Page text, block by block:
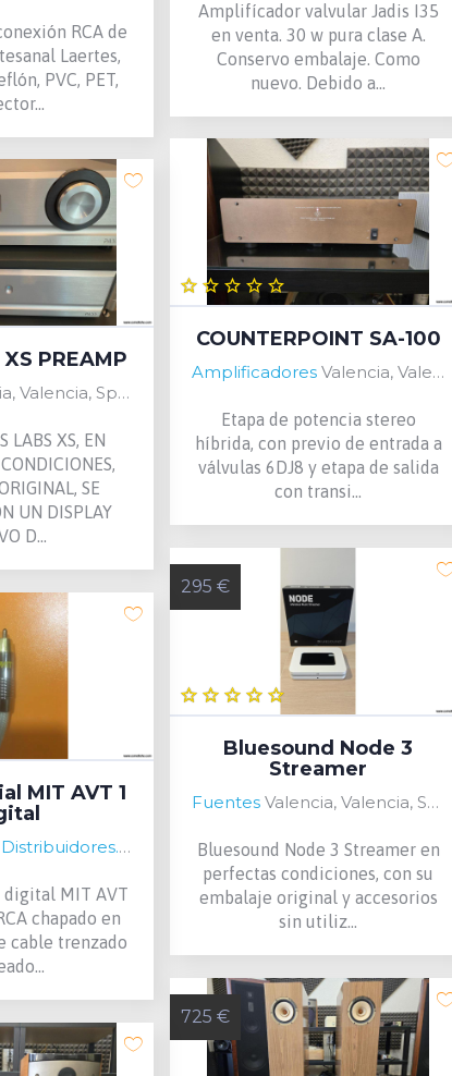
RCA de
Laertes,
PVC, PET,
Amplifícador valvular Jadis I35
en venta. 30 w pura clase A.
Conservo embalaje. Como
nuevo. Debido a...
COUNTERPOINT SA-100
Amplificadores Valencia, Valencia, Spain
Etapa de potencia stereo
híbrida, con previo de entrada a
válvulas 6DJ8 y etapa de salida
con transi...
PREAMP
Valencia, Spain
LABS XS, EN
SE
UN DISPLAY
D...
295 €
Bluesound Node 3
Streamer
Fuentes Valencia, Valencia, Spain
Bluesound Node 3 Streamer en
perfectas condiciones, con su
embalaje original y accesorios
sin utiliz...
MIT AVT 1
Cables, Filtros, Distribuidores... Valencia, Valencia, Spain
digital MIT AVT
chapado en
cable trenzado
725 €